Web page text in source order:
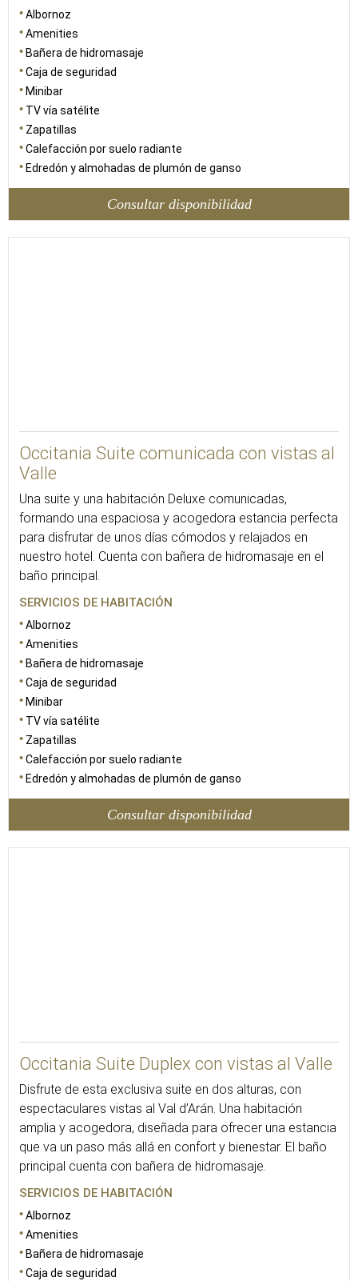
Albornoz
Amenities
Bañera de hidromasaje
Caja de seguridad
Minibar
TV vía satélite
Zapatillas
Calefacción por suelo radiante
Edredón y almohadas de plumón de ganso
Consultar disponibilidad
Occitania Suite comunicada con vistas al
Valle
Una suite y una habitación Deluxe comunicadas,
formando una espaciosa y acogedora estancia perfecta
para disfrutar de unos días cómodos y relajados en
nuestro hotel. Cuenta con bañera de hidromasaje en el
baño principal.
SERVICIOS DE HABITACIÓN
Albornoz
Amenities
Bañera de hidromasaje
Caja de seguridad
Minibar
TV vía satélite
Zapatillas
Calefacción por suelo radiante
Edredón y almohadas de plumón de ganso
Consultar disponibilidad
Occitania Suite Duplex con vistas al Valle
Disfrute de esta exclusiva suite en dos alturas, con
espectaculares vistas al Val d’Arán. Una habitación
amplia y acogedora, diseñada para ofrecer una estancia
que va un paso más allá en confort y bienestar. El baño
principal cuenta con bañera de hidromasaje.
SERVICIOS DE HABITACIÓN
Albornoz
Amenities
Bañera de hidromasaje
Caja de seguridad